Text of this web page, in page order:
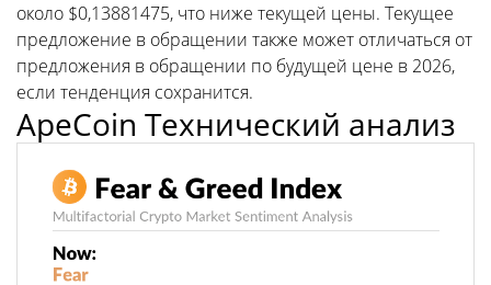
около $0,13881475, что ниже текущей цены. Текущее
предложение в обращении также может отличаться от
предложения в обращении по будущей цене в 2026,
если тенденция сохранится.
ApeCoin Технический анализ